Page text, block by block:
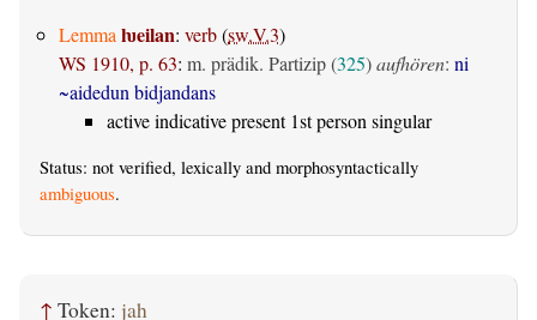
Lemma ƕeilan: verb(sw.V.3)
WS 1910, p. 63: m. prädik. Partizip (325)aufhören: ni
~aidedun bidjandans
active indicative present 1st person singular
Status: not verified, lexically and morphosyntactically
ambiguous.
↑ Token: jah